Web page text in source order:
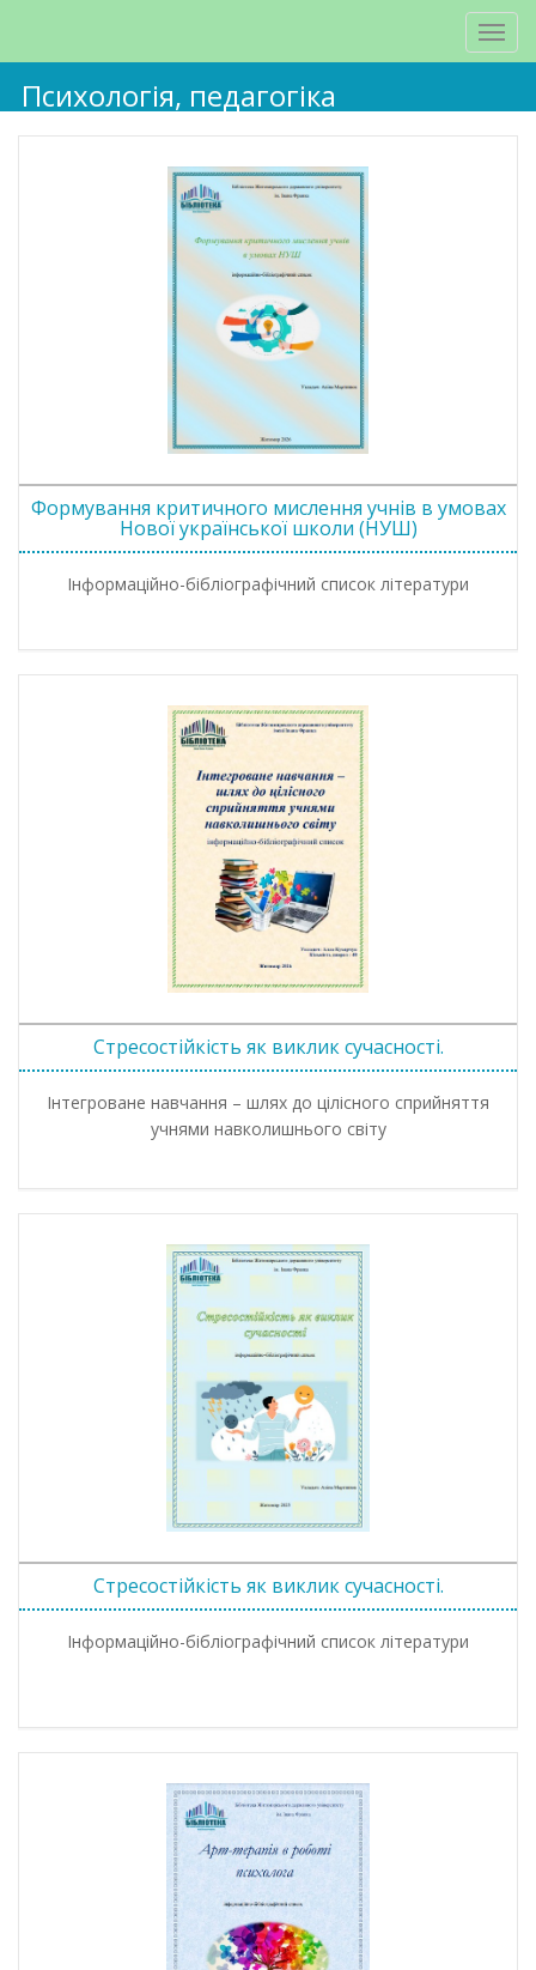
Психологія, педагогіка
Формування критичного мислення учнів в умовах
Нової української школи (НУШ)
Інформаційно-бібліографічний список літератури
Стресостійкість як виклик сучасності.
Інтегроване навчання – шлях до цілісного сприйняття
учнями навколишнього світу
Стресостійкість як виклик сучасності.
Інформаційно-бібліографічний список літератури